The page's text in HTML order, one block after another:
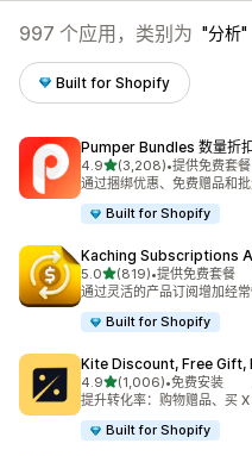
997 个应用，类别为 分析
Built for Shopify
Pumper Bundles 数量折
4.9星（满分 5 星）
(3,208)
总共 3208 条评论
•提供免费套餐
通过捆绑优惠、免费赠品和批
Built for Shopify
Kaching Subscriptions
5.0星（满分 5 星）
(819)
总共 819 条评论
•提供免费套餐
通过灵活的产品订阅增加经
Built for Shopify
Kite Discount, Free Gift,
4.9星（满分 5 星）
(1,006)
总共 1006 条评论
•免费安装
提升转化率：购物赠品、买
Built for Shopify